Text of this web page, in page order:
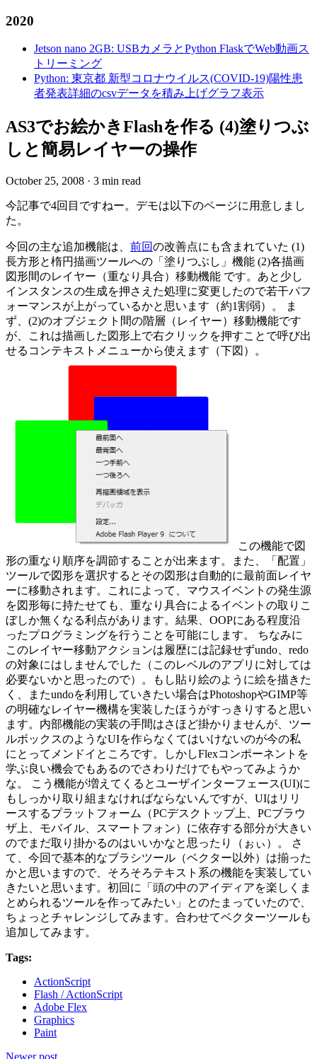
2020
Jetson nano 2GB: USBカメラとPython FlaskでWeb動画ス
トリーミング
Python: 東京都 新型コロナウイルス(COVID-19)陽性患
者発表詳細のcsvデータを積み上げグラフ表示
AS3でお絵かきFlashを作る (4)塗りつぶ
しと簡易レイヤーの操作
October 25, 2008 · 3 min read
今記事で4回目ですねー。デモは以下のページに用意しまし
た。
今回の主な追加機能は、 前回の改善点にも含まれていた (1)
長方形と楕円描画ツールへの「塗りつぶし」機能 (2)各描画
図形間のレイヤー（重なり具合）移動機能 です。あと少し
インスタンスの生成を押さえた処理に変更したので若干パフ
ォーマンスが上がっているかと思います（約1割弱）。 ま
ず、(2)のオブジェクト間の階層（レイヤー）移動機能です
が、これは描画した図形上で右クリックを押すことで呼び出
せるコンテキストメニューから使えます（下図）。
この機能で図
形の重なり順序を調節することが出来ます。また、「配置」
ツールで図形を選択するとその図形は自動的に最前面レイヤ
ーに移動されます。これによって、マウスイベントの発生源
を図形毎に持たせても、重なり具合によるイベントの取りこ
ぼしか無くなる利点があります。結果、OOPにある程度沿
ったプログラミングを行うことを可能にします。 ちなみに
このレイヤー移動アクションは履歴には記録せずundo、redo
の対象にはしませんでした（このレベルのアプリに対しては
必要ないかと思ったので）。もし貼り絵のように絵を描きた
く、またundoを利用していきたい場合はPhotoshopやGIMP等
の明確なレイヤー機構を実装したほうがすっきりすると思い
ます。内部機能の実装の手間はさほど掛かりませんが、ツー
ルボックスのようなUIを作らなくてはいけないのが今の私
にとってメンドイところです。しかしFlexコンポーネントを
学ぶ良い機会でもあるのでさわりだけでもやってみようか
な。 こう機能が増えてくるとユーザインターフェース(UI)に
もしっかり取り組まなければならないんですが、UIはリリ
ースするプラットフォーム（PCデスクトップ上、PCブラウ
ザ上、モバイル、スマートフォン）に依存する部分が大きい
のでまだ取り掛かるのはいいかなと思ったり（ぉぃ）。 さ
て、今回で基本的なブラシツール（ベクター以外）は揃った
かと思いますので、そろそろテキスト系の機能を実装してい
きたいと思います。初回に「頭の中のアイディアを楽しくま
とめられるツールを作ってみたい」とのたまっていたので、
ちょっとチャレンジしてみます。合わせてベクターツールも
追加してみます。
Tags:
ActionScript
Flash / ActionScript
Adobe Flex
Graphics
Paint